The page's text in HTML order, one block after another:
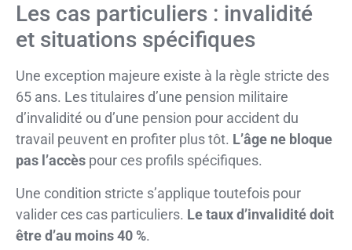
Les cas particuliers : invalidité
et situations spécifiques
Une exception majeure existe à la règle stricte des
65 ans. Les titulaires d’une pension militaire
d’invalidité ou d’une pension pour accident du
travail peuvent en profiter plus tôt. L’âge ne bloque
pas l’accès pour ces profils spécifiques.
Une condition stricte s’applique toutefois pour
valider ces cas particuliers. Le taux d’invalidité doit
être d’au moins 40 %.